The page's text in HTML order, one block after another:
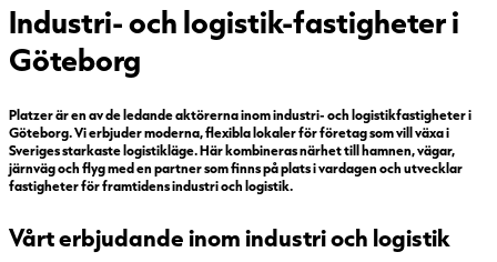
Industri- och logistik-fastigheter i
Göteborg
Platzer är en av de ledande aktörerna inom industri- och logistikfastigheter i
Göteborg. Vi erbjuder moderna, flexibla lokaler för företag som vill växa i
Sveriges starkaste logistikläge. Här kombineras närhet till hamnen, vägar,
järnväg och flyg med en partner som finns på plats i vardagen och utvecklar
fastigheter för framtidens industri och logistik.
Vårt erbjudande inom industri och logistik